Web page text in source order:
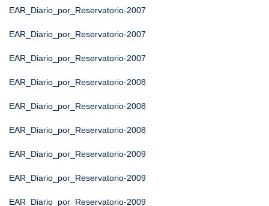
EAR_Diario_por_Reservatorio-2007
EAR_Diario_por_Reservatorio-2007
EAR_Diario_por_Reservatorio-2007
EAR_Diario_por_Reservatorio-2008
EAR_Diario_por_Reservatorio-2008
EAR_Diario_por_Reservatorio-2008
EAR_Diario_por_Reservatorio-2009
EAR_Diario_por_Reservatorio-2009
EAR_Diario_por_Reservatorio-2009